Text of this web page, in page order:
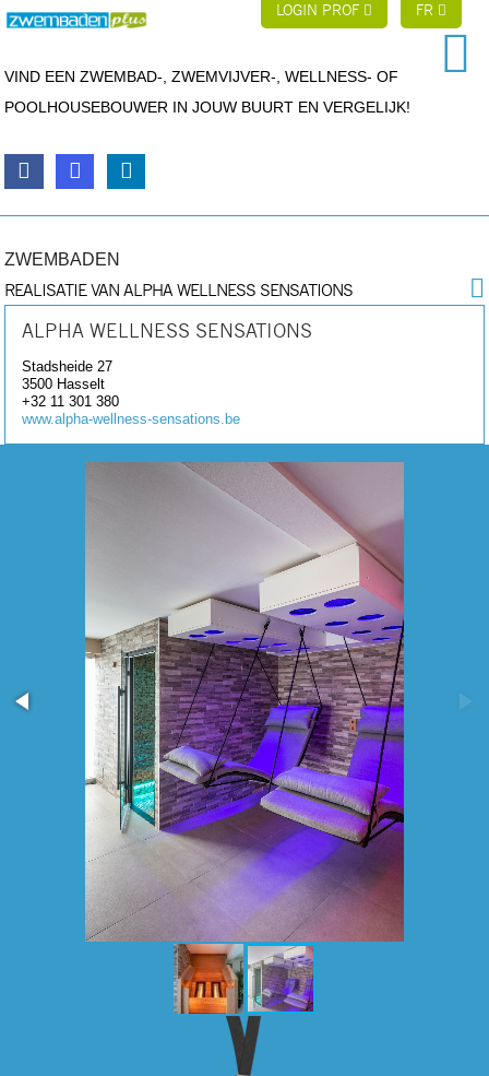
LOGIN PROF FR
VIND EEN ZWEMBAD-, ZWEMVIJVER-, WELLNESS- OF
POOLHOUSEBOUWER IN JOUW BUURT EN VERGELIJK!
ZWEMBADEN
REALISATIE VAN ALPHA WELLNESS SENSATIONS
ALPHA WELLNESS SENSATIONS
Stadsheide 27
3500 Hasselt
+32 11 301 380
www.alpha-wellness-sensations.be